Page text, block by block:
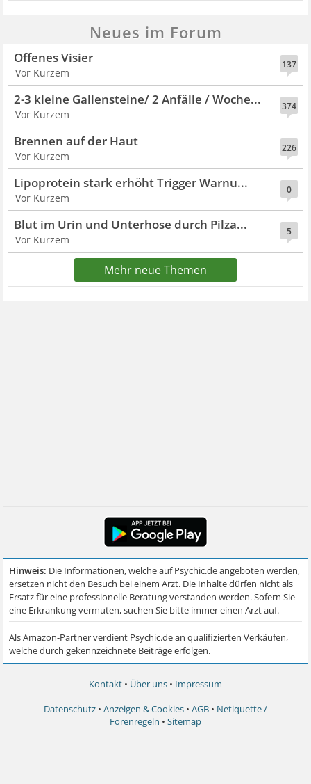
Neues im Forum
137
Offenes Visier
Vor Kurzem
374
2-3 kleine Gallensteine/ 2 Anfälle / Woche...
Vor Kurzem
226
Brennen auf der Haut
Vor Kurzem
0
Lipoprotein stark erhöht Trigger Warnu...
Vor Kurzem
5
Blut im Urin und Unterhose durch Pilza...
Vor Kurzem
Mehr neue Themen
Kontakt • Über uns • Impressum
Datenschutz • Anzeigen & Cookies • AGB • Netiquette /
Forenregeln • Sitemap